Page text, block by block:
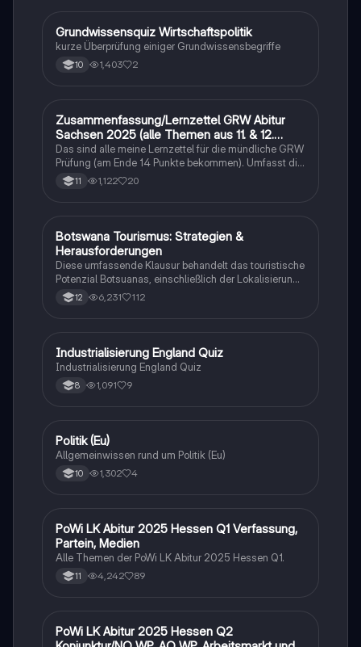
GWirtschaft und Recht
Grundwissensquiz Wirtschaftspolitik
kurze Überprüfung einiger Grundwissensbegriffe
10 1,403 2
Wirtschaft und Recht
Zusammenfassung/Lernzettel GRW Abitur
Sachsen 2025 (alle Themen aus 11. & 12.
Klasse)
Das sind alle meine Lernzettel für die mündliche GRW
Prüfung (am Ende 14 Punkte bekommen). Umfasst die
Themen Medien, Sozialer Wandel, Internationale
Politik, Wirtschaft und politische Theorien. Jedenfalls
11 1,122 20
Geographie/Erdkunde
Botswana Tourismus: Strategien &
Herausforderungen
Diese umfassende Klausur behandelt das touristische
Potenzial Botsuanas, einschließlich der Lokalisierung,
Entwicklung und Bewertung der Nachhaltigkeit.
Analysiert werden die ökonomischen, sozialen und
Klausuren vorbereiten. Note: 13.
12 6,231 112
IGeschichte
Industrialisierung England Quiz
Industrialisierung England Quiz
8 1,091 9
PWirtschaft und Recht
Politik (Eu)
Allgemeinwissen rund um Politik (Eu)
10 1,302 4
Wirtschaft und Recht
PoWi LK Abitur 2025 Hessen Q1 Verfassung,
Partein, Medien
Alle Themen der PoWi LK Abitur 2025 Hessen Q1.
11 4,242 89
Wirtschaft und Recht
PoWi LK Abitur 2025 Hessen Q2